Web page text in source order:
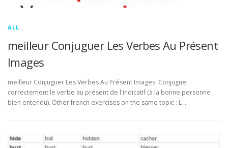
ALL
meilleur Conjuguer Les Verbes Au Présent
Images
meilleur Conjuguer Les Verbes Au Présent Images. Conjugue
correctement le verbe au présent de l'indicatif (à la bonne personne
bien entendu). Other french exercises on the same topic : L …